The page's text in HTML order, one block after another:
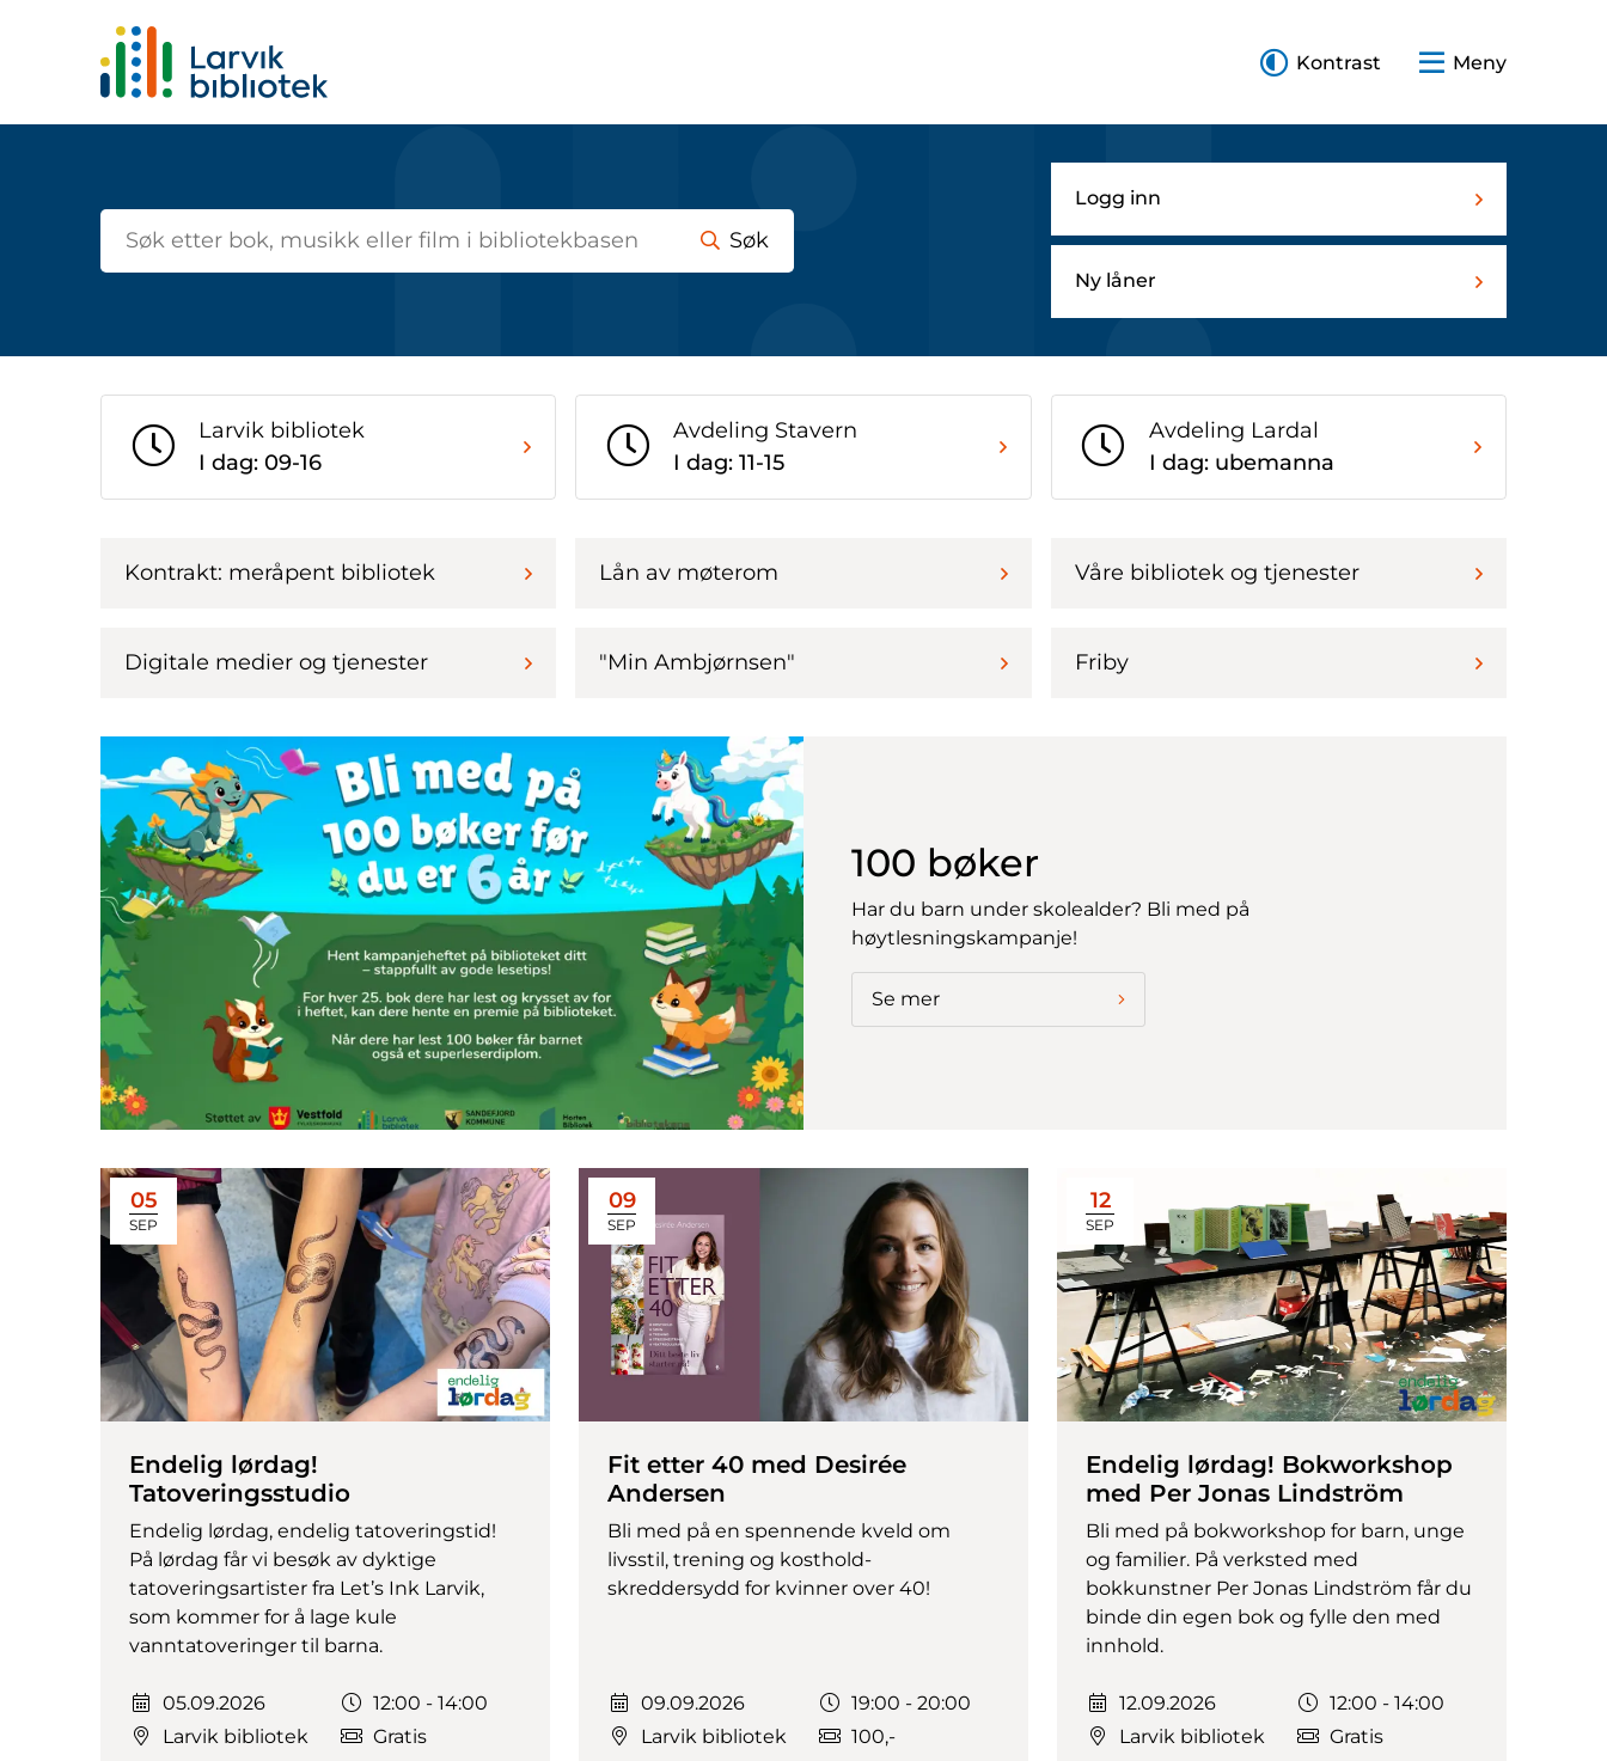
Kontrast Meny
Søk
Logg inn
Ny låner
Larvik bibliotek
I dag: 09-16
Avdeling Stavern
I dag: 11-15
Avdeling Lardal
I dag: ubemanna
Kontrakt: meråpent bibliotek Lån av møterom Våre bibliotek og tjenester
Digitale medier og tjenester "Min Ambjørnsen" Friby
100 bøker
Har du barn under skolealder? Bli med på
høytlesningskampanje!
Se mer
Endelig lørdag!
Tatoveringsstudio
Endelig lørdag, endelig tatoveringstid!
På lørdag får vi besøk av dyktige
tatoveringsartister fra Let’s Ink Larvik,
som kommer for å lage kule
vanntatoveringer til barna.
Dato:
05.09.2026 Tidspunkt:
12:00 - 14:00
Larvik bibliotek
Gratis
05
SEP
Fit etter 40 med Desirée
Andersen
Bli med på en spennende kveld om
livsstil, trening og kosthold-
skreddersydd for kvinner over 40!
Dato:
09.09.2026 Tidspunkt:
19:00 - 20:00
Larvik bibliotek
100,-
09
SEP
Endelig lørdag! Bokworkshop
med Per Jonas Lindström
Bli med på bokworkshop for barn, unge
og familier. På verksted med
bokkunstner Per Jonas Lindström får du
binde din egen bok og fylle den med
innhold.
Dato:
12.09.2026 Tidspunkt:
12:00 - 14:00
Larvik bibliotek
Gratis
12
SEP